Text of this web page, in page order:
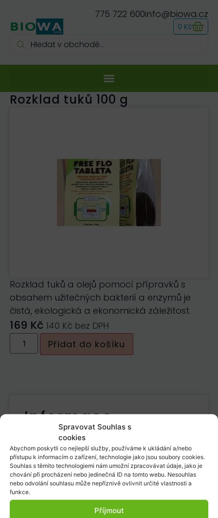
Spravovat Souhlas s
cookies
Abychom poskytli co nejlepší služby, používáme k ukládání a/nebo
přístupu k informacím o zařízení, technologie jako jsou soubory cookies.
Souhlas s těmito technologiemi nám umožní zpracovávat údaje, jako je
chování při procházení nebo jedinečná ID na tomto webu. Nesouhlas
nebo odvolání souhlasu může nepříznivě ovlivnit určité vlastnosti a
funkce.
Příjmout
775 722 600info@biowa.cz
0 Kč
Rozklad tuků 100 g
Rozklad tuků a olejů pomocí přípravků s
obsahem užitečných bakterií a enzymů je
čistá, ekologická a ekonomická záležitost.
169 Kč 140 Kč bez DPH
Přidat do košíku
Informace
Využití těchto přípravků je
vhodné zejména :
v lapačích tuků
v čisticích prostředcích na úklid